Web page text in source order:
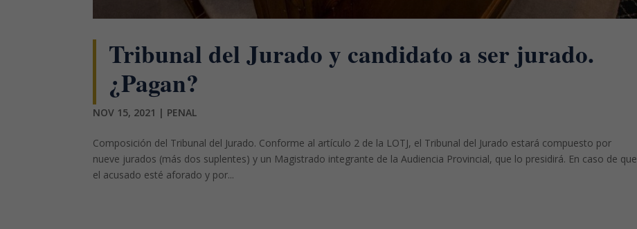
Tribunal del Jurado y candidato a ser jurado.
¿Pagan?
NOV 15, 2021 | PENAL
Composición del Tribunal del Jurado. Conforme al artículo 2 de la LOTJ, el Tribunal del Jurado estará compuesto por
nueve jurados (más dos suplentes) y un Magistrado integrante de la Audiencia Provincial, que lo presidirá. En caso de que
el acusado esté aforado y por...